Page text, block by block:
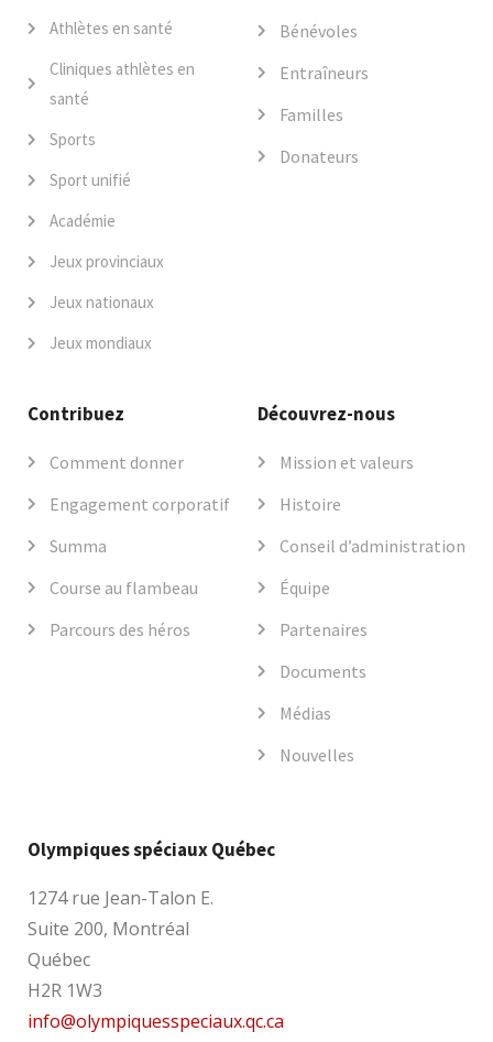
Athlètes en santé
Cliniques athlètes en
santé
Sports
Sport unifié
Académie
Jeux provinciaux
Jeux nationaux
Jeux mondiaux
Bénévoles
Entraîneurs
Familles
Donateurs
Contribuez
Comment donner
Engagement corporatif
Summa
Course au flambeau
Parcours des héros
Découvrez-nous
Mission et valeurs
Histoire
Conseil d’administration
Équipe
Partenaires
Documents
Médias
Nouvelles
Olympiques spéciaux Québec
1274 rue Jean-Talon E.
Suite 200, Montréal
Québec
H2R 1W3
info@olympiquesspeciaux.qc.ca